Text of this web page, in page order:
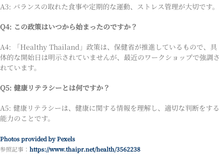
A3: バランスの取れた食事や定期的な運動、ストレス管理が大切です。
Q4: この政策はいつから始まったのですか？
A4: 「Healthy Thailand」政策は、保健省が推進しているもので、具
体的な開始日は明示されていませんが、最近のワークショップで強調さ
れています。
Q5: 健康リテラシーとは何ですか？
A5: 健康リテラシーは、健康に関する情報を理解し、適切な判断をする
能力のことです。
Photos provided by Pexels
参照記事： https://www.thaipr.net/health/3562238